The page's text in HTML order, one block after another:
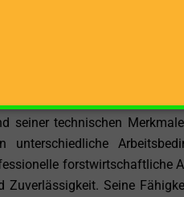
unkompliziert wie effektiv.
Arbeitsumfeld zu
eine zuverlässige
können.
seiner technischen
unterschiedliche
forstwirtschaftliche
Seine